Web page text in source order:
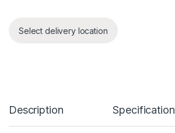
Select delivery location
Description Specification